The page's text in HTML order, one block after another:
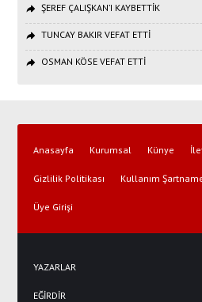
ŞEREF ÇALIŞKAN’I KAYBETTİK
TUNCAY BAKIR VEFAT ETTİ
OSMAN KÖSE VEFAT ETTİ
Anasayfa Kurumsal Künye
Gizlilik Politikası Kullanım
Üye Girişi
YAZARLAR
EĞİRDİR